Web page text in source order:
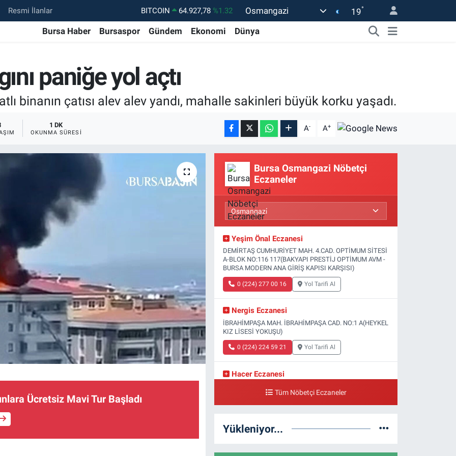
Resmi İlanlar BITCOIN 64.927,78 %1.32
DOLAR
47,5894
%0.08
GRAM ALTIN
BİST100
13.703 %11
Osmangazi 19°
Bursa Haber Bursaspor Gündem Ekonomi Dünya
paniğe yol açtı
binanın çatısı alev alev yandı, mahalle sakinleri büyük korku yaşadı.
1 DK
OKUNMA SÜRESI A- A+
Ücretsiz Mavi Tur Başladı
Bursa Osmangazi Nöbetçi
Eczaneler
Yeşim Önal Eczanesi
DEMİRTAŞ CUMHURİYET MAH. 4.CAD. OPTİMUM SİTESİ
A-BLOK NO:116 117(BAKYAPI PRESTİJ OPTİMUM AVM -
BURSA MODERN ANA GİRİŞ KAPISI KARŞISI)
0 (224) 277 00 16 Yol Tarifi Al
Nergis Eczanesi
İBRAHİMPAŞA MAH. İBRAHİMPAŞA CAD. NO:1 A(HEYKEL
KIZ LİSESİ YOKUŞU)
0 (224) 224 59 21 Yol Tarifi Al
Hacer Eczanesi
SAĞLIK OCAĞI YANI)
Dereli Eczanesi
Tüm Nöbetçi Eczaneler
Yükleniyor...